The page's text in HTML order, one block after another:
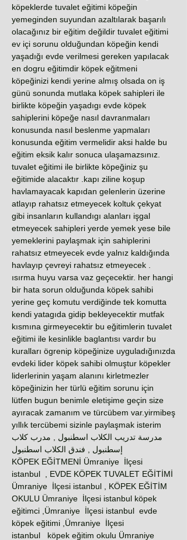
köpeklerde tuvalet eğitimi köpeğin
yemeginden suyundan azaltılarak başarılı
olacağınız bir eğitim değildir tuvalet eğitimi
ev içi sorunu olduğundan köpeğin kendi
yaşadığı evde verilmesi gereken yapılacak
en dogru eğitimdir köpek eğitmeni
köpeğinizi kendi yerine almış olsada on iş
günü sonunda mutlaka köpek sahipleri ile
birlikte köpeğin yaşadıgı evde köpek
sahiplerini köpeğe nasıl davranmaları
konusunda nasıl beslenme yapmaları
konusunda eğitim vermelidir aksi halde bu
eğitim eksik kalır sonuca ulaşamazsınız.
tuvalet eğitimi ile birlikte köpeğiniz şu
eğitimide alacaktır .kapı ziline koşup
havlamayacak kapıdan gelenlerin üzerine
atlayıp rahatsız etmeyecek koltuk çekyat
gibi insanların kullandıgı alanları işgal
etmeyecek sahipleri yerde yemek yese bile
yemeklerini paylaşmak için sahiplerini
rahatsız etmeyecek evde yalnız kaldığında
havlayıp çevreyi rahatsız etmeyecek .
ısırma huyu varsa vaz geçecektir. her hangi
bir hata sorun olduğunda köpek sahibi
yerine geç komutu verdiğinde tek komutta
kendi yatagıda gidip bekleyecektir mutfak
kısmına girmeyecektir bu eğitimlerin tuvalet
eğitimi ile kesinlikle baglantısı vardır bu
kuralları ögrenip köpeğinize uyguladığınızda
evdeki lider köpek sahibi olmuştur köpekler
liderlerinin yaşam alanını kirletmezler
köpeğinizin her türlü eğitim sorunu için
lütfen bugun benimle eletişime geçin size
ayıracak zamanım ve türcübem var.yirmibeş
yıllık tercübemi sizinle paylaşmak isterim
مدرسة تدريب الكلاب اسطنبول , مدرب كلاب
إسطنبول , فندق الكلاب اسطنبول
KÖPEK EĞİTMENİ Ümraniye İlçesi
istanbul , EVDE KÖPEK TUVALET EĞİTİMİ
Ümraniye İlçesi istanbul , KÖPEK EĞİTİM
OKULU Ümraniye İlçesi istanbul köpek
eğitimci ,Ümraniye İlçesi istanbul evde
köpek eğitimi ,Ümraniye İlçesi
istanbul köpek eğitim okulu Ümraniye